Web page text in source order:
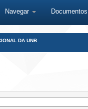
Navegar Documentos
DA UNB